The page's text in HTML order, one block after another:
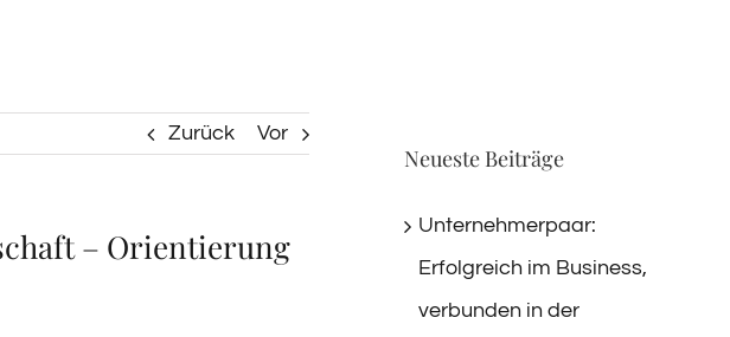
Zurück Vor
– Orientierung
Neueste Beiträge
Unternehmerpaar:
Erfolgreich im Business,
verbunden in der